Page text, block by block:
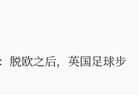
脱欧之后，英国足球步